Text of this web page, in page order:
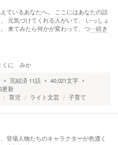
ているあなたへ。 ここにはあなたの話
元気づけてくれる人がいて、 いっしょ
来てみたら何かが変わって、つ…続き
くに みか
完結済 11話 40,021文字
更新
育児 ライト文芸 子育て
登場人物たちのキャラクターが色濃く